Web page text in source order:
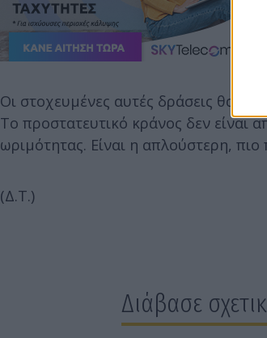
Οι στοχευμένες αυτές δράσεις θα
Το προστατευτικό κράνος δεν είναι
ωριμότητας. Είναι η απλούστερη,
(Δ.Τ.)
Διάβασε